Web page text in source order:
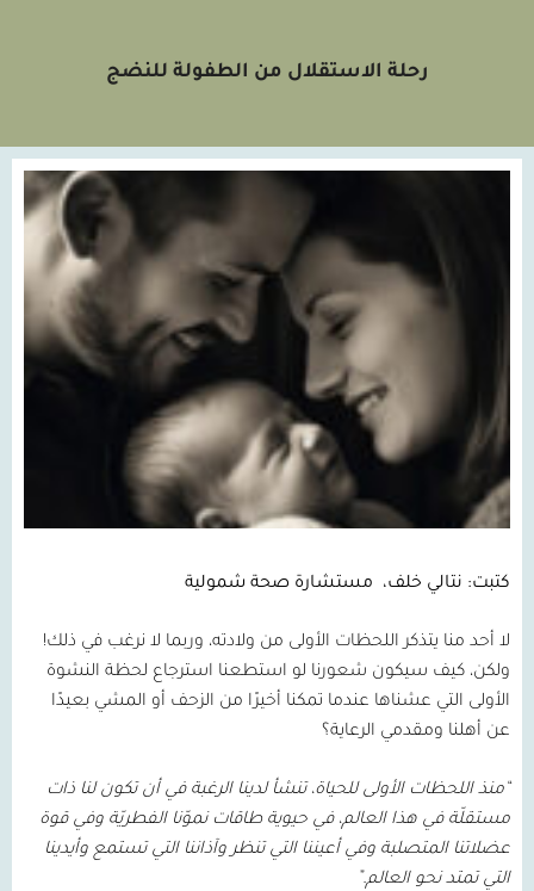
رحلة الاستقلال من الطفولة للنضج
كتبت: نتالي خلف، مستشارة صحة شمولية
لا أحد منا يتذكر اللحظات الأولى من ولادته، وربما لا نرغب في ذلك!
ولكن، كيف سيكون شعورنا لو استطعنا استرجاع لحظة النشوة
الأولى التي عشناها عندما تمكنا أخيرًا من الزحف أو المشي بعيدًا
عن أهلنا ومقدمي الرعاية؟
“منذ اللحظات الأولى للحياة، تنشأ لدينا الرغبة في أن تكون لنا ذات
مستقلّة في هذا العالم، في حيوية طاقات نموّنا الفطريّة وفي قوة
عضلاتنا المتصلبة وفي أعيننا التي تنظر وآذاننا التي تستمع وأيدينا
التي تمتد نحو العالم.”